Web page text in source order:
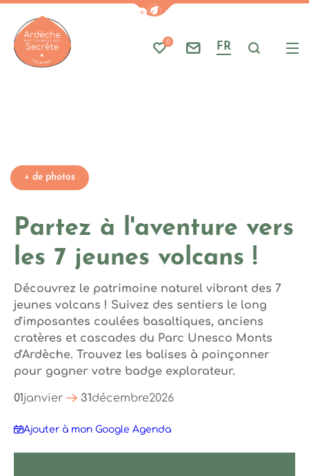
Afficher la barre de
Mes favoris
0
Nous contacter
FR Je
Partez à l'aventure vers
les 7 jeunes volcans !
Découvrez le patrimoine naturel vibrant des 7
jeunes volcans ! Suivez des sentiers le long
d'imposantes coulées basaltiques, anciens
cratères et cascades du Parc Unesco Monts
d'Ardèche. Trouvez les balises à poinçonner
pour gagner votre badge explorateur.
Photo 1, ©Parc naturel
+ de photos
Photo 4, ©Parc naturel régional des Monts d'Ardèche
01janvier 31décembre2026
Ajouter à mon Google Agenda